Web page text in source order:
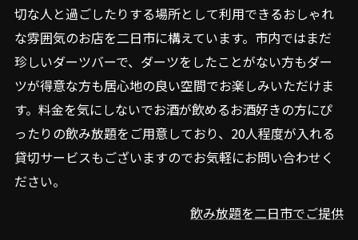
切な人と過ごしたりする場所として利用できるおしゃれ
な雰囲気のお店を二日市に構えています。市内ではまだ
珍しいダーツバーで、ダーツをしたことがない方もダー
ツが得意な方も居心地の良い空間でお楽しみいただけま
す。料金を気にしないでお酒が飲めるお酒好きの方にぴ
ったりの飲み放題をご用意しており、20人程度が入れる
貸切サービスもございますのでお気軽にお問い合わせく
ださい。
飲み放題を二日市でご提供